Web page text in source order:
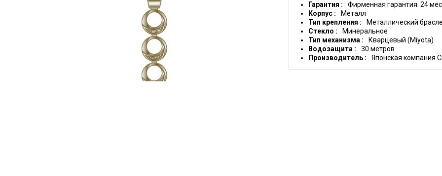
Гарантия
Фирменная гарантия: 24
Корпус
Металл
Тип крепления
Металлический
Стекло
Минеральное
Тип механизма
Кварцевый (Miyota)
Водозащита
30 метров
Производитель
Японская компания